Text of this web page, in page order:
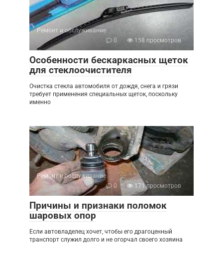
Ремонт и обслуживание
0
158 просмотров
Особенности бескаркасных щеток
для стеклоочистителя
Очистка стекла автомобиля от дождя, снега и грязи
требует применения специальных щеток, поскольку
именно
Ремонт и обслуживание
0
171 просмотров
Причины и признаки поломок
шаровых опор
Если автовладелец хочет, чтобы его драгоценный
транспорт служил долго и не огорчал своего хозяина